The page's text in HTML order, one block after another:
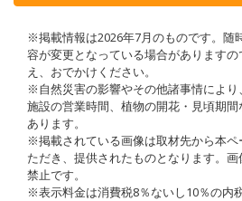
※掲載情報は2026年7月のものです。随
容が変更となっている場合がありますの
え、おでかけください。
※自然災害の影響やその他諸事情により
施設の営業時間、植物の開花・見頃期
あります。
※掲載されている画像は取材先から本
ただき、提供されたものとなります。
禁止です。
※表示料金は消費税8％ないし10％の内